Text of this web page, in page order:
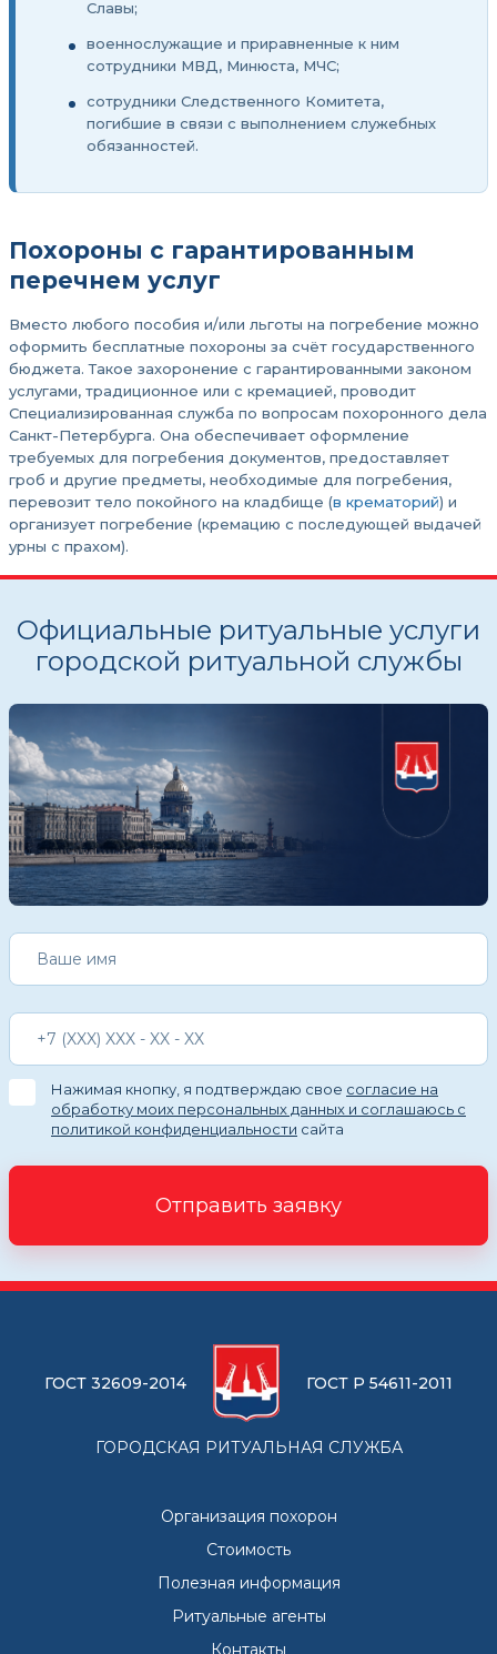
Славы;
военнослужащие и приравненные к ним
сотрудники МВД, Минюста, МЧС;
сотрудники Следственного Комитета,
погибшие в связи с выполнением служебных
обязанностей.
Похороны с гарантированным
перечнем услуг
Вместо любого пособия и/или льготы на погребение можно
оформить бесплатные похороны за счёт государственного
бюджета. Такое захоронение с гарантированными законом
услугами, традиционное или с кремацией, проводит
Специализированная служба по вопросам похоронного дела
Санкт-Петербурга. Она обеспечивает оформление
требуемых для погребения документов, предоставляет
гроб и другие предметы, необходимые для погребения,
перевозит тело покойного на кладбище (в крематорий) и
организует погребение (кремацию с последующей выдачей
урны с прахом).
Официальные ритуальные услуги
городской ритуальной службы
Нажимая кнопку, я подтверждаю свое согласие на
обработку моих персональных данных и соглашаюсь с
политикой конфиденциальности сайта
Отправить заявку
ГОСТ 32609-2014 ГОСТ Р 54611-2011
ГОРОДСКАЯ РИТУАЛЬНАЯ СЛУЖБА
Организация похорон
Стоимость
Полезная информация
Ритуальные агенты
Контакты